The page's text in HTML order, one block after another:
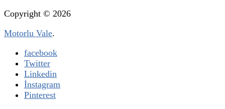
Copyright © 2026
Motorlu Vale.
facebook
Twitter
Linkedin
İnstagram
Pinterest